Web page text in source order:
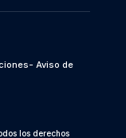
- Aviso de
los derechos